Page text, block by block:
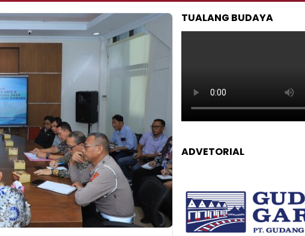
TUALANG BUDAYA
ADVETORIAL